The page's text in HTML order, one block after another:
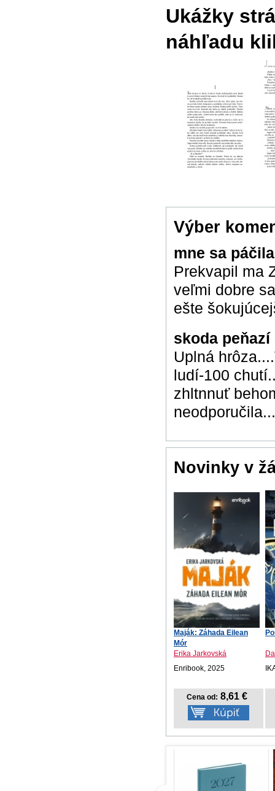
Ukážky
náhľadu
Výber
mne sa
Prekvapil ma
veľmi dobre
ešte
skoda peňazí
Uplná
ludí-100
zhltnnuť
neodporučila...
Novinky v
Maják: Záhada Eilean
Mór
Erika Jarkovská
Enribook, 2025
Cena od: 8,61 €